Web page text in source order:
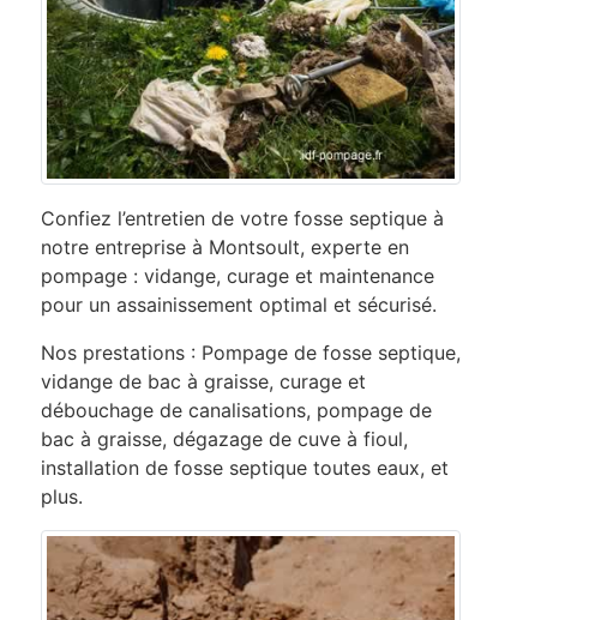
Confiez l’entretien de votre fosse septique à
notre entreprise à Montsoult, experte en
pompage : vidange, curage et maintenance
pour un assainissement optimal et sécurisé.
Nos prestations : Pompage de fosse septique,
vidange de bac à graisse, curage et
débouchage de canalisations, pompage de
bac à graisse, dégazage de cuve à fioul,
installation de fosse septique toutes eaux, et
plus.